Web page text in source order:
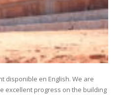
disponible en English. We are
excellent progress on the building